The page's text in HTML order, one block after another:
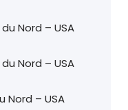
Nord – USA
Nord – USA
Nord – USA